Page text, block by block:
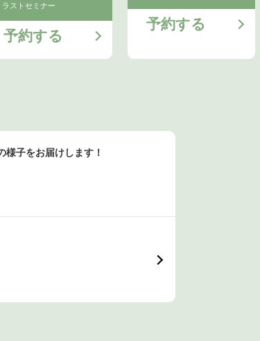
ラストセミナー
予約する
予約する
子をお届けします！